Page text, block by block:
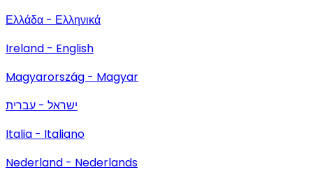
Ελλάδα - Ελληνικά
Ireland - English
Magyarország - Magyar
ישראל - עברית
Italia - Italiano
Nederland - Nederlands